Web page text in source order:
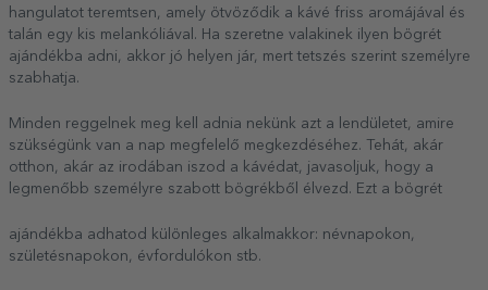
hangulatot teremtsen, amely ötvöződik a kávé friss aromájával és
talán egy kis melankóliával. Ha szeretne valakinek ilyen bögrét
ajándékba adni, akkor jó helyen jár, mert tetszés szerint személyre
szabhatja.
Minden reggelnek meg kell adnia nekünk azt a lendületet, amire
szükségünk van a nap megfelelő megkezdéséhez. Tehát, akár
otthon, akár az irodában iszod a kávédat, javasoljuk, hogy a
legmenőbb személyre szabott bögrékből élvezd. Ezt a bögrét
ajándékba adhatod különleges alkalmakkor: névnapokon,
születésnapokon, évfordulókon stb.